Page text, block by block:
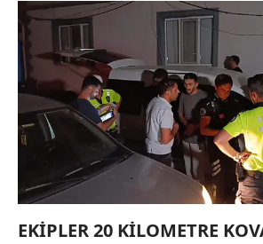
EKİPLER 20 KİLOMETRE